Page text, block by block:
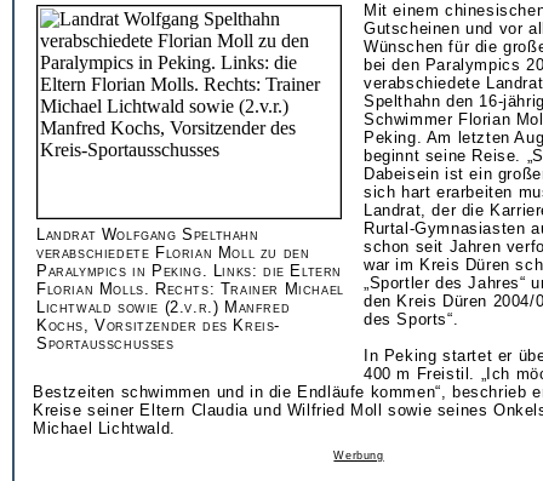
Landrat Wolfgang Spelthahn
verabschiedete Florian Moll zu den
Paralympics in Peking. Links: die Eltern
Florian Molls. Rechts: Trainer Michael
Lichtwald sowie (2.v.r.) Manfred
Kochs, Vorsitzender des Kreis-
Sportausschusses
Mit einem
Gutscheinen und vor
Wünschen für die
bei den Paralympics
verabschiedete
Spelthahn den 16-
Schwimmer Florian
Peking. Am letzten
beginnt seine Reise.
Dabeisein ist ein
sich hart erarbeiten
Landrat, der die
Rurtal-Gymnasiasten
schon seit Jahren
war im Kreis Düren
„Sportler des Jahres“
den Kreis Düren 2004/
des Sports“.
In Peking startet er
400 m Freistil. „Ich
Bestzeiten schwimmen und in die Endläufe kommen“, beschrieb
Kreise seiner Eltern Claudia und Wilfried Moll sowie seines
Michael Lichtwald.
Werbung